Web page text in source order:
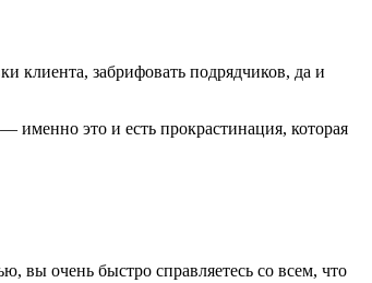
клиента, забрифовать подрядчиков, да и
именно это и есть прокрастинация, которая
вы очень быстро справляетесь со всем, что